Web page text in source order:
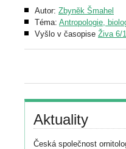
Autor: Zbyněk Šmahel
Téma: Antropologie,
Vyšlo v časopise Živa 6/
Aktuality
Česká společnost